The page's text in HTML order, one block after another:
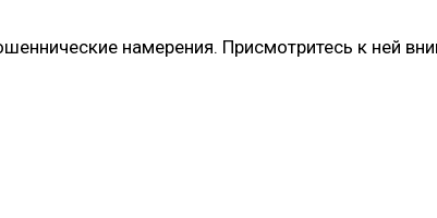
намерения. Присмотритесь к ней